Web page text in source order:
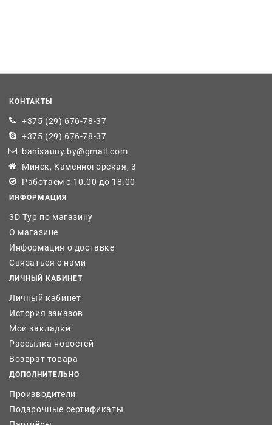
КОНТАКТЫ
+375 (29) 676-78-37
+375 (29) 676-78-37
banisauny.by@gmail.com
Минск, Каменногорская, 3
Работаем с 10.00 до 18.00
ИНФОРМАЦИЯ
3D Тур по магазину
О магазине
Информация о доставке
Связаться с нами
ЛИЧНЫЙ КАБИНЕТ
Личный кабинет
История заказов
Мои закладки
Рассылка новостей
Возврат товара
ДОПОЛНИТЕЛЬНО
Производители
Подарочные сертификаты